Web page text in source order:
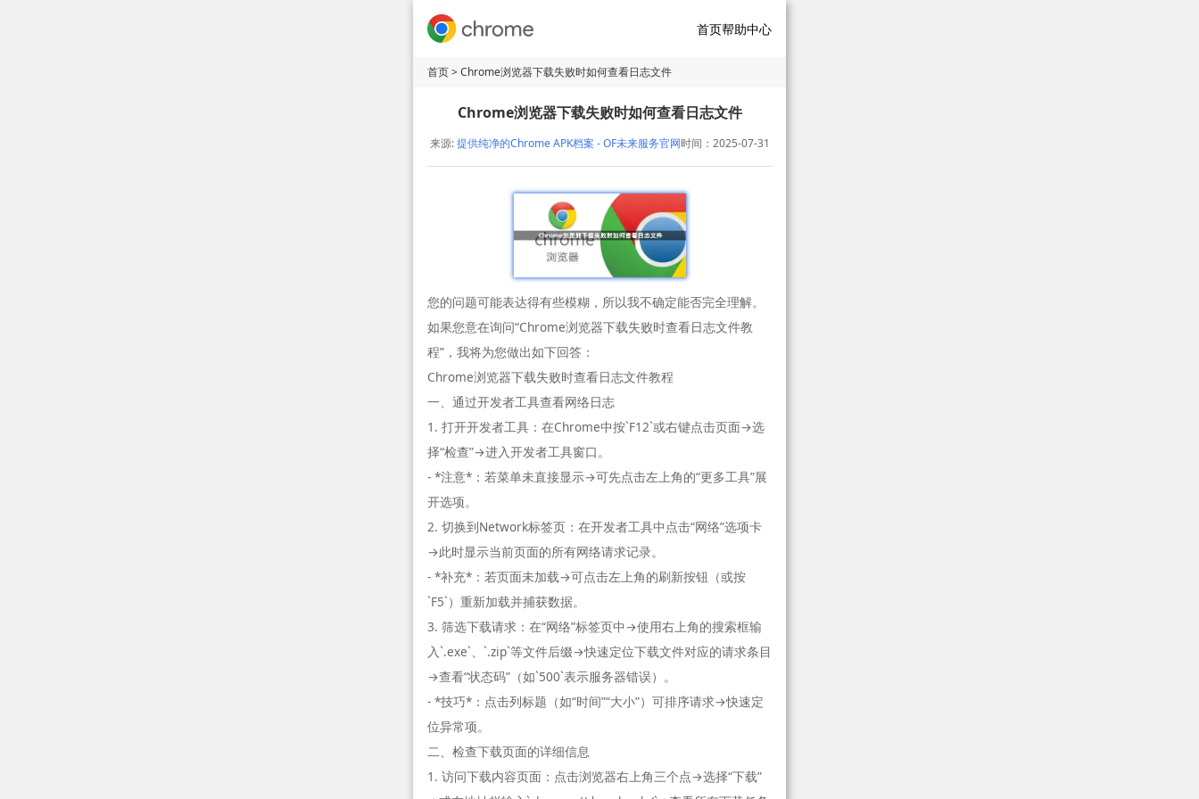
首页帮助中心
首页> Chrome浏览器下载失败时如何查看日志文件
Chrome浏览器下载失败时如何查看日志文件
来源:提供纯净的Chrome APK档案 - OF未来服务官网时间：2025-07-31
您的问题可能表达得有些模糊，所以我不确定能否完全理解。
如果您意在询问“Chrome浏览器下载失败时查看日志文件教
程”，我将为您做出如下回答：
Chrome浏览器下载失败时查看日志文件教程
一、通过开发者工具查看网络日志
1. 打开开发者工具：在Chrome中按`F12`或右键点击页面→选
择“检查”→进入开发者工具窗口。
- *注意*：若菜单未直接显示→可先点击左上角的“更多工具”展
开选项。
2. 切换到Network标签页：在开发者工具中点击“网络”选项卡
→此时显示当前页面的所有网络请求记录。
- *补充*：若页面未加载→可点击左上角的刷新按钮（或按
`F5`）重新加载并捕获数据。
3. 筛选下载请求：在“网络”标签页中→使用右上角的搜索框输
入`.exe`、`.zip`等文件后缀→快速定位下载文件对应的请求条目
→查看“状态码”（如`500`表示服务器错误）。
- *技巧*：点击列标题（如“时间”“大小”）可排序请求→快速定
位异常项。
二、检查下载页面的详细信息
1. 访问下载内容页面：点击浏览器右上角三个点→选择“下载”